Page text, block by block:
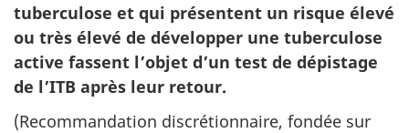
tuberculose et qui présentent un risque élevé
ou très élevé de développer une tuberculose
active fassent l’objet d’un test de dépistage
de l’ITB après leur retour.
(Recommandation discrétionnaire, fondée sur